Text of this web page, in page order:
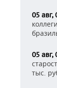
05 авг,
05 авг,
тыс.